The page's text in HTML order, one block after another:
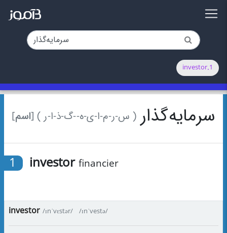
1.investor
[اسم] سرمایه‌گذار ( س-ر-م-ا-ی-ه-‌-گ-ذ-ا-ر )
1 investor financier
investor /ɪnˈvɛstər/ /ɪnˈvestə/